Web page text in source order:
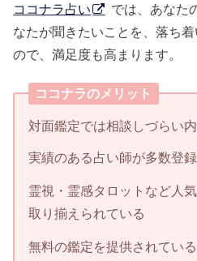
ココナラ占い
では、あなた
なたが聞きたいことを、落ち
ので、満足度も高まります。
ココナラのメリット
対面鑑定では相談しづらい
実績のある占い師が多数登
霊視・霊感タロットなど人
取り揃えられている
無料の鑑定を提供されてい